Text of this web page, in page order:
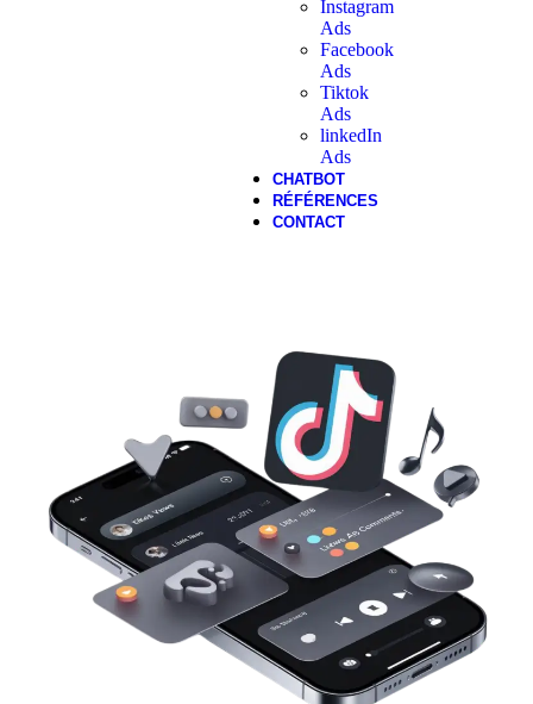
Instagram
Ads
Facebook
Ads
Tiktok
Ads
linkedIn
Ads
CHATBOT
RÉFÉRENCES
CONTACT